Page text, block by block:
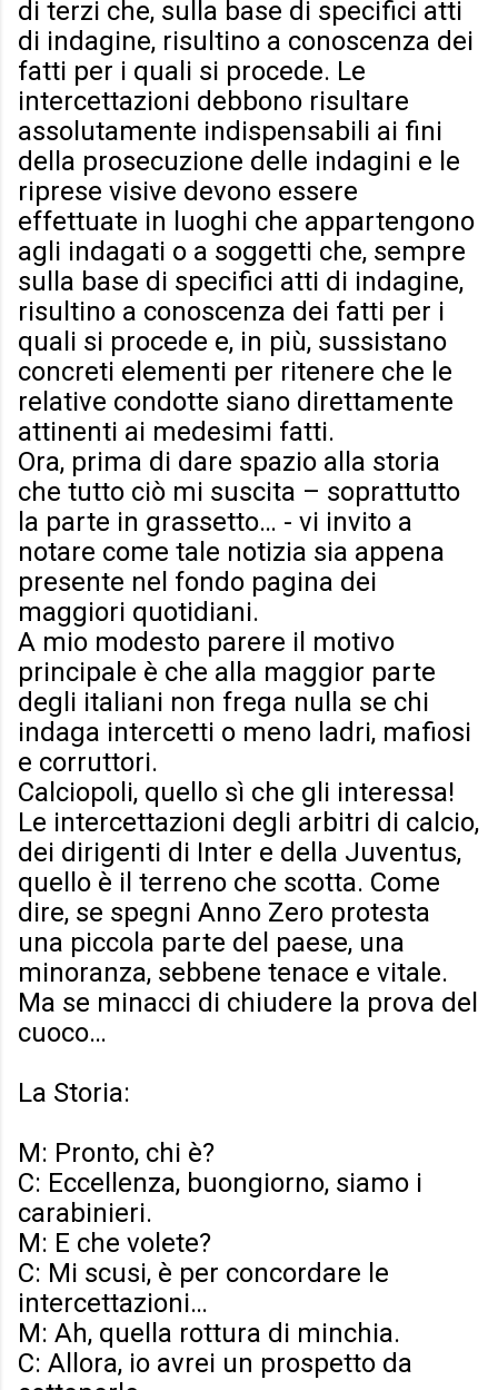
di terzi che, sulla base di specifici atti
di indagine, risultino a conoscenza dei
fatti per i quali si procede. Le
intercettazioni debbono risultare
assolutamente indispensabili ai fini
della prosecuzione delle indagini e le
riprese visive devono essere
effettuate in luoghi che appartengono
agli indagati o a soggetti che, sempre
sulla base di specifici atti di indagine,
risultino a conoscenza dei fatti per i
quali si procede e, in più, sussistano
concreti elementi per ritenere che le
relative condotte siano direttamente
attinenti ai medesimi fatti.
Ora, prima di dare spazio alla storia
che tutto ciò mi suscita – soprattutto
la parte in grassetto… - vi invito a
notare come tale notizia sia appena
presente nel fondo pagina dei
maggiori quotidiani.
A mio modesto parere il motivo
principale è che alla maggior parte
degli italiani non frega nulla se chi
indaga intercetti o meno ladri, mafiosi
e corruttori.
Calciopoli, quello sì che gli interessa!
Le intercettazioni degli arbitri di calcio,
dei dirigenti di Inter e della Juventus,
quello è il terreno che scotta. Come
dire, se spegni Anno Zero protesta
una piccola parte del paese, una
minoranza, sebbene tenace e vitale.
Ma se minacci di chiudere la prova del
cuoco…
La Storia:
M: Pronto, chi è?
C: Eccellenza, buongiorno, siamo i
carabinieri.
M: E che volete?
C: Mi scusi, è per concordare le
intercettazioni…
M: Ah, quella rottura di minchia.
C: Allora, io avrei un prospetto da